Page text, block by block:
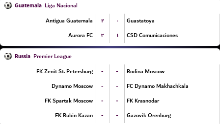
Guatemala Liga Nacional
Antigua Guatemala
۲ ۰
Guastatoya
Aurora FC
۳ ۱ CSD Comunicaciones
Russia Premier League
FK Zenit St. Petersburg
- -
Rodina Moscow
Dynamo Moscow
- -
FC Dynamo Makhachkala
FK Spartak Moscow
- -
FK Krasnodar
FK Rubin Kazan
- - Gazovik Orenburg